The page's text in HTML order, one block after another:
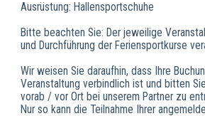
Ausrüstung: Hallensportschuhe
Bitte beachten Sie: Der jeweilige
und Durchführung der Feriensportkurse
Wir weisen Sie daraufhin, dass Ihre
Veranstaltung verbindlich ist und bitten
vorab / vor Ort bei unserem Partner zu
Nur so kann die Teilnahme Ihrer